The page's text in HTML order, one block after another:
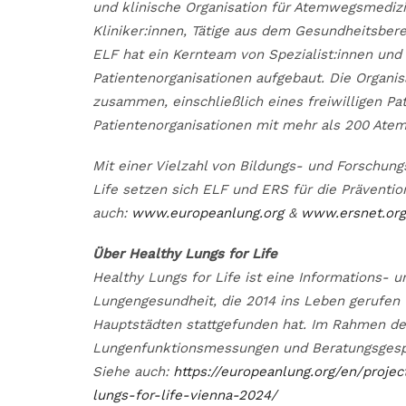
und klinische Organisation für
Kliniker:innen, Tätige aus dem
ELF hat ein Kernteam von Spezialist:innen
Patientenorganisationen aufgebaut. Die
zusammen, einschließlich eines freiwilligen
Patientenorganisationen mit mehr als 200
Mit einer Vielzahl von Bildungs- und
Life setzen sich ELF und ERS für die
auch: www.europeanlung.org& www.ersnet.org
Über Healthy Lungs for Life
Healthy Lungs for Life ist eine Informations-
Lungengesundheit, die 2014 ins Leben
Hauptstädten stattgefunden hat. Im Rahmen
Lungenfunktionsmessungen und
Siehe auch: https://europeanlung.org/en/
lungs-for-life-vienna-2024/